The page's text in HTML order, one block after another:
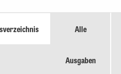
Alle
Ausgaben